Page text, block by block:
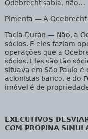
Odebrecht sabia, não…
Pimenta — A Odebrecht
Tacla Durán — Não, a
sócios. E eles faziam
operações que a
sócios. Eles são tão
situava em São Paulo
acionistas banco, e do
imóvel é de
EXECUTIVOS
COM PROPINA